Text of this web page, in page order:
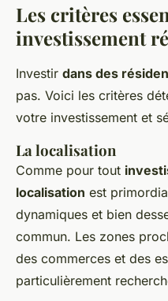
Les critères
investissement
Investir dans des
pas. Voici les critères
votre investissement et
La localisation
Comme pour tout
localisation est
dynamiques et bien
commun. Les zones
des commerces et des
particulièrement